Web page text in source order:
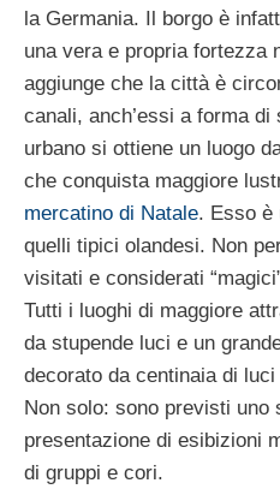
la Germania. Il borgo è
una vera e propria fortezza
aggiunge che la città è
canali, anch’essi a forma di
urbano si ottiene un luogo
che conquista maggiore
mercatino di Natale. Esso è
quelli tipici olandesi. Non
visitati e considerati
Tutti i luoghi di maggiore
da stupende luci e un
decorato da centinaia di
Non solo: sono previsti uno
presentazione di esibizioni
di gruppi e cori.